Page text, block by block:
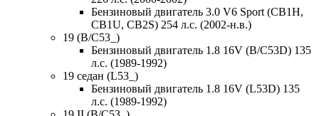
Бензиновый двигатель 3.0 V6 Sport (CB1H,
CB1U, CB2S) 254 л.с. (2002-н.в.)
19 (B/C53_)
Бензиновый двигатель 1.8 16V (B/C53D) 135
л.с. (1989-1992)
19 седан (L53_)
Бензиновый двигатель 1.8 16V (L53D) 135
л.с. (1989-1992)